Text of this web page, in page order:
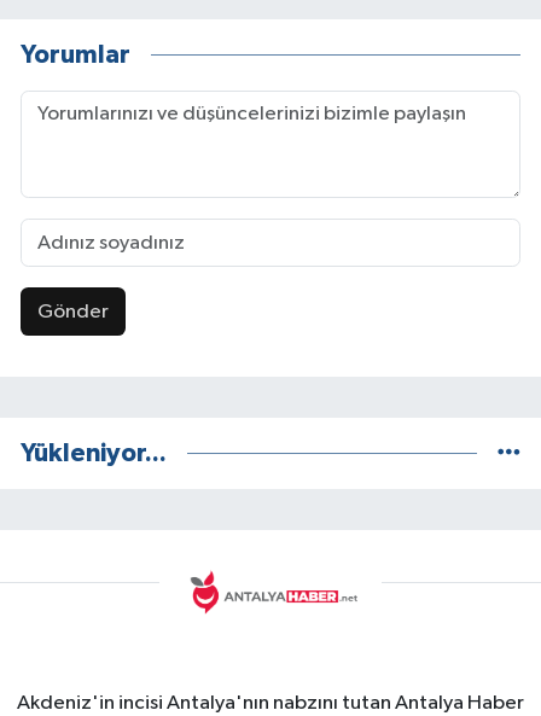
Yorumlar
Gönder
Yükleniyor...
Akdeniz'in incisi Antalya'nın nabzını tutan Antalya Haber